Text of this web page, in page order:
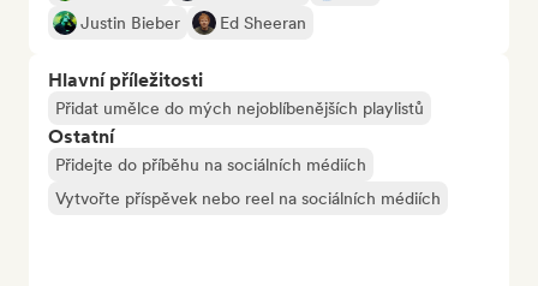
Justin Bieber
Ed Sheeran
Hlavní příležitosti
Přidat umělce do mých nejoblíbenějších playlistů
Ostatní
Přidejte do příběhu na sociálních médiích
Vytvořte příspěvek nebo reel na sociálních médiích